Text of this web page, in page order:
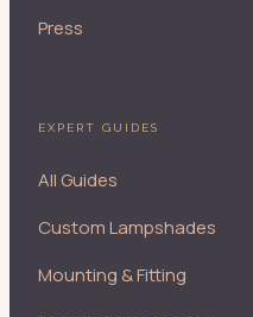
Press
EXPERT GUIDES
All Guides
Custom Lampshades
Mounting & Fitting